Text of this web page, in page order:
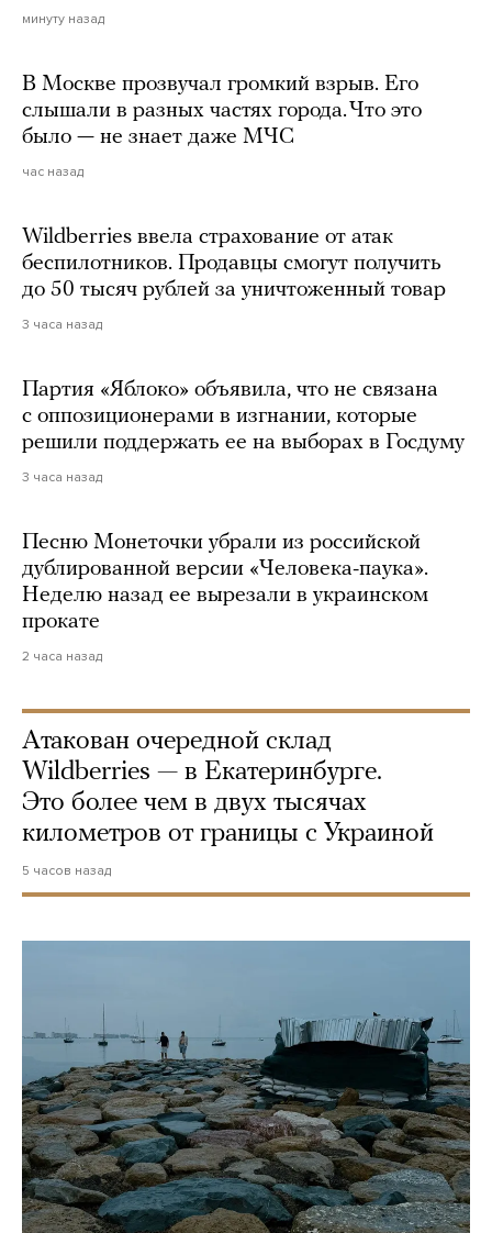
минуту назад
В Москве прозвучал громкий взрыв. Его
слышали в разных частях города. Что это
было — не знает даже МЧС
час назад
Wildberries ввела страхование от атак
беспилотников. Продавцы смогут получить
до 50 тысяч рублей за уничтоженный товар
3 часа назад
Партия «Яблоко» объявила, что не связана
с оппозиционерами в изгнании, которые
решили поддержать ее на выборах в Госдуму
3 часа назад
Песню Монеточки убрали из российской
дублированной версии «Человека-паука».
Неделю назад ее вырезали в украинском
прокате
2 часа назад
Атакован очередной склад
Wildberries — в Екатеринбурге.
Это более чем в двух тысячах
километров от границы с Украиной
5 часов назад